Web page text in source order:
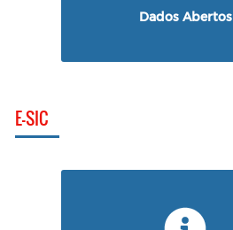
Dados Abertos
E-SIC